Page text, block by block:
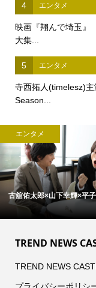
4 エンタメ
映画『翔んで埼玉』
大集...
5 エンタメ
寺西拓人(timelesz)
Season...
エンタメ
古舘佑太郎×山下幸輝×平
TREND NEWS
TREND NEWS